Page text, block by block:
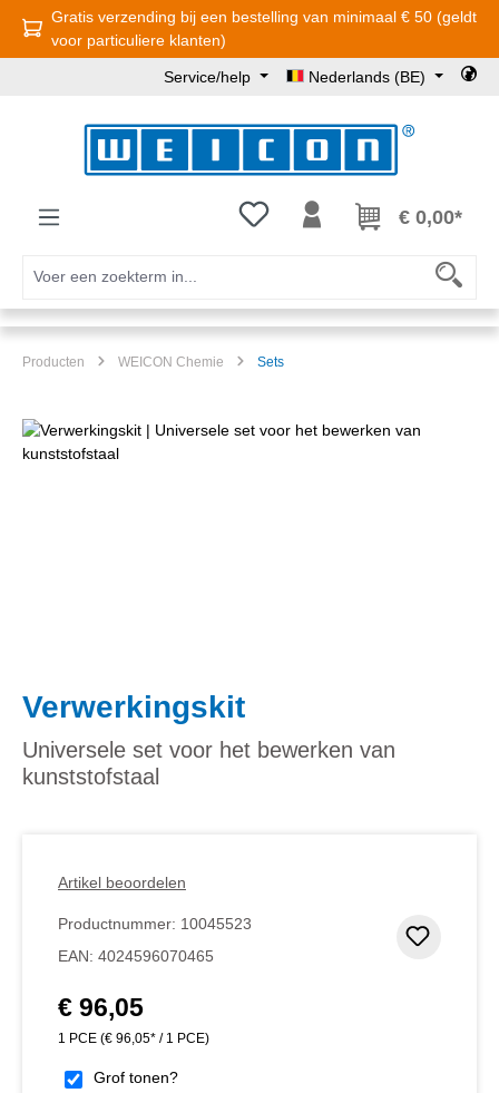
Ga naar de hoofdinhoud
Gratis verzending bij een bestelling van minimaal € 50 (geldt
voor particuliere klanten)
Service/help Nederlands (BE)
Je hebt 0 items op je€ 0,00*
Producten WEICON Chemie Sets
Afbeeldingengalerij overslaan
Verwerkingskit
Universele set voor het bewerken van
kunststofstaal
Artikel beoordelen
Productnummer: 10045523
EAN: 4024596070465
Normale prijs:
€ 96,05
1 PCE (€ 96,05* / 1 PCE)
Grof tonen?